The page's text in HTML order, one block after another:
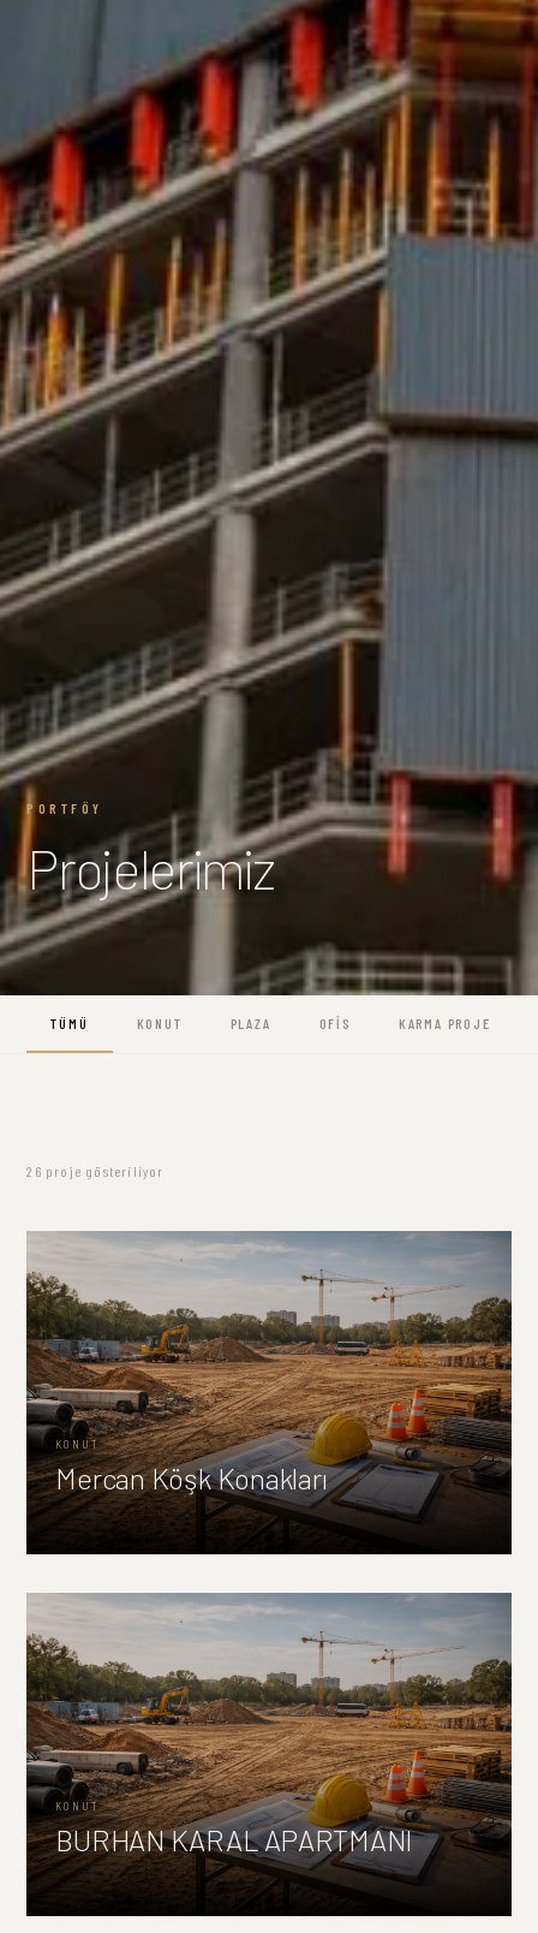
PORTFÖY
Projelerimiz
TÜMÜ KONUT PLAZA OFIS KARMA PROJE
26 proje gösteriliyor
KONUT
Mercan Köşk Konakları
KONUT
BURHAN KARAL APARTMANI